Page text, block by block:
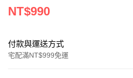
NT$990
付款與運送方式
宅配滿NT$999免運